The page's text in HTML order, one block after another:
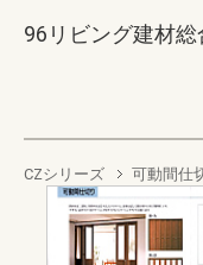
96リビング建材
CZシリーズ 可動間仕